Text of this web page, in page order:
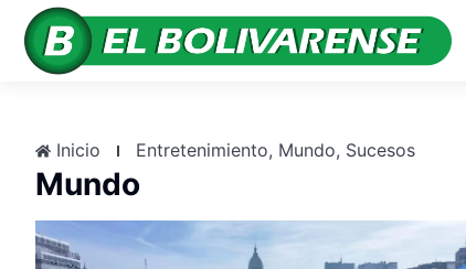
Inicio Entretenimiento, Mundo, Sucesos
Mundo